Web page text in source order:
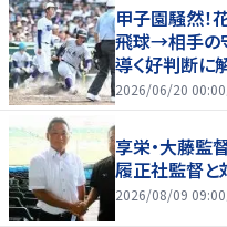
甲子園騒然
飛球→相手の
導く好判断に
いプレー」
2026/06/20 00:00
享栄・大藤監
履正社監督と
2026/08/09 09:00